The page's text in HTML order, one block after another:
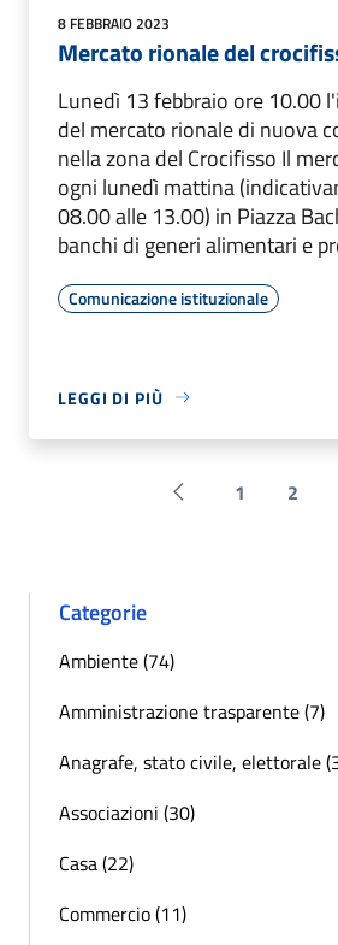
8 FEBBRAIO 2023
Mercato rionale del
Lunedì 13 febbraio ore 10.00
del mercato rionale di nuova
nella zona del Crocifisso Il
ogni lunedì mattina
08.00 alle 13.00) in Piazza
banchi di generi alimentari e
Comunicazione istituzionale
LEGGI DI PIÙ
Pagina precedente
1 2
Categorie
Ambiente (74)
Amministrazione trasparente (7)
Anagrafe, stato civile, elettorale
Associazioni (30)
Casa (22)
Commercio (11)